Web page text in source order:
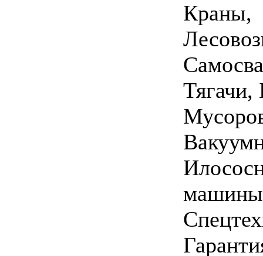
Краны,
Тягачи,